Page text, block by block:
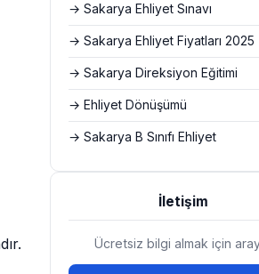
→ Sakarya Ehliyet Sınavı
→ Sakarya Ehliyet Fiyatları 2025
→ Sakarya Direksiyon Eğitimi
→ Ehliyet Dönüşümü
→ Sakarya B Sınıfı Ehliyet
İletişim
Ücretsiz bilgi almak için